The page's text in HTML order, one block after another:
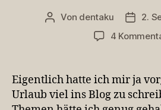
Beitragsautor
Von dentaku
2.
4
Eigentlich hatte ich mir ja
Urlaub viel ins Blog zu